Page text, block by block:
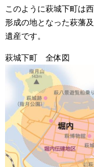
このように萩城下町は
形成の地となった萩藩
遺産です。
萩城下町 全体図